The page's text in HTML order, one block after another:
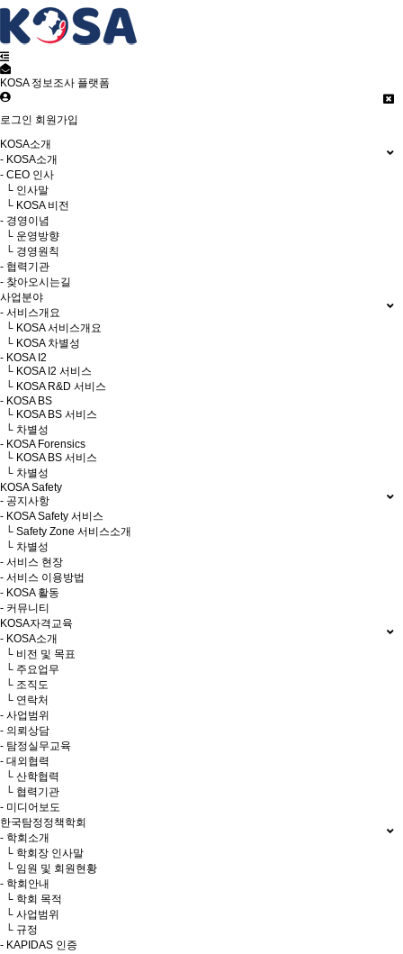
KOSA 정보조사 플랫폼
로그인 회원가입
KOSA소개
- KOSA소개
- CEO 인사
└ 인사말
└ KOSA 비전
- 경영이념
└ 운영방향
└ 경영원칙
- 협력기관
- 찾아오시는길
사업분야
- 서비스개요
└ KOSA 서비스개요
└ KOSA 차별성
- KOSA I2
└ KOSA I2 서비스
└ KOSA R&D 서비스
- KOSA BS
└ KOSA BS 서비스
└ 차별성
- KOSA Forensics
└ KOSA BS 서비스
└ 차별성
KOSA Safety
- 공지사항
- KOSA Safety 서비스
└ Safety Zone 서비스소개
└ 차별성
- 서비스 현장
- 서비스 이용방법
- KOSA 활동
- 커뮤니티
KOSA자격교육
- KOSA소개
└ 비전 및 목표
└ 주요업무
└ 조직도
└ 연락처
- 사업범위
- 의뢰상담
- 탐정실무교육
- 대외협력
└ 산학협력
└ 협력기관
- 미디어보도
한국탐정정책학회
- 학회소개
└ 학회장 인사말
└ 임원 및 회원현황
- 학회안내
└ 학회 목적
└ 사업범위
└ 규정
- KAPIDAS 인증